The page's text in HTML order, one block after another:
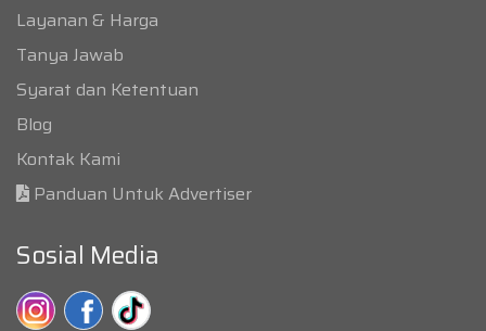
Layanan & Harga
Tanya Jawab
Syarat dan Ketentuan
Blog
Kontak Kami
Panduan Untuk Advertiser
Sosial Media